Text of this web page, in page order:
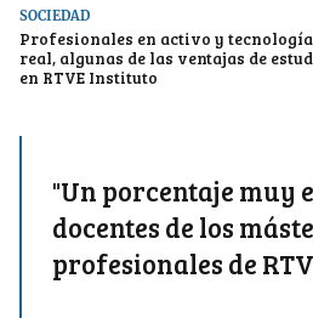
SOCIEDAD
Profesionales en activo y tecnología
real, algunas de las ventajas de
en RTVE Instituto
"Un porcentaje muy
docentes de los
profesionales de